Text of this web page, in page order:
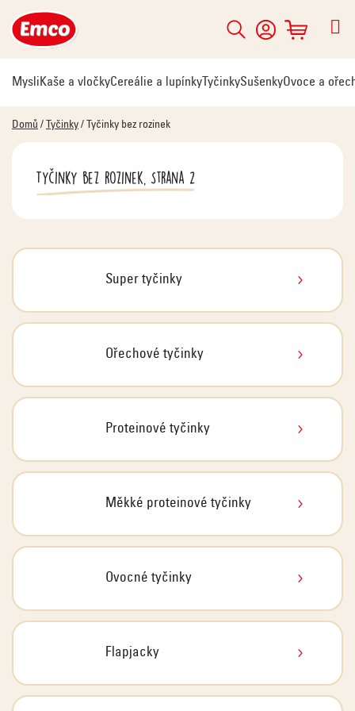
na
obsah
Hledat
NÁKUPNÍ
KOŠÍK
MysliKaše a vločkyCereálie a lupínky TyčinkySušenkyOvoce a
Domů / Tyčinky / Tyčinky bez rozinek
Tyčinky bez rozinek, Strana 2
Super tyčinky
Ořechové tyčinky
Proteinové tyčinky
Měkké proteinové tyčinky
Ovocné tyčinky
Flapjacky